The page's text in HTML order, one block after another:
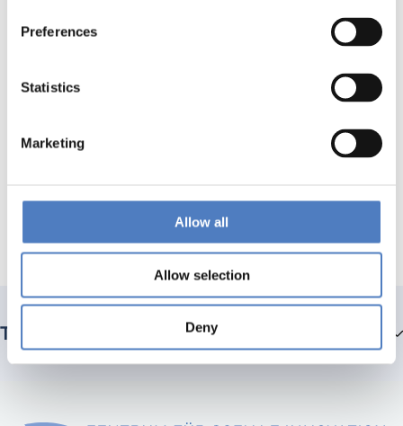
Preferences
Statistics
Marketing
Allow all
Allow selection
Deny
Unterstützung der FFG bei der Erstellung der Leitfäden
Durchführung der wissenschaftlichen Begleitung:
FFG-Auswertungen
Einschätzung der Beteiligungsstruktur der
Netzwerkanalyse von fünf ausgewählten CIR-CE-
Projekten und Interpretation in Hinblick auf das
Programmmonitoring
Teammitglieder